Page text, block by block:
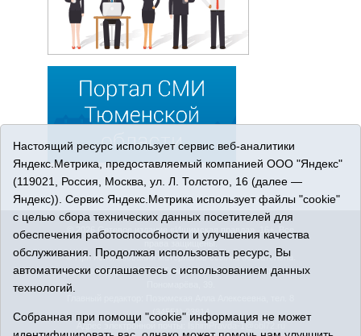
© 2026 Сетевое издание «Ишимская правда». 16+. Все
права защищены.
© При использовании материалов ссылка обязательна.
Адрес редакции: 627750 Тюменская область, г. Ишим, ул.
(34551) 23814
Адрес электронной почты:
IshimPravda-1@obl72.ru
Настоящий ресурс использует сервис веб-аналитики
Яндекс.Метрика, предоставляемый компанией ООО "Яндекс"
(119021, Россия, Москва, ул. Л. Толстого, 16 (далее —
Яндекс)). Сервис Яндекс.Метрика использует файлы "cookie"
с целью сбора технических данных посетителей для
обеспечения работоспособности и улучшения качества
обслуживания. Продолжая использовать ресурс, Вы
автоматически соглашаетесь с использованием данных
технологий.
Собранная при помощи "cookie" информация не может